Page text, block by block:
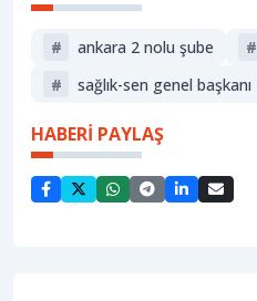
# ankara 2 nolu şube #
#
sağlık-sen genel başkanı
HABERİ PAYLAŞ